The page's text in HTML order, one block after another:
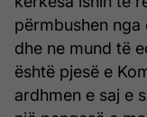
përmbushen
dhe ne mund të
është pjesë e
ardhmen e saj e